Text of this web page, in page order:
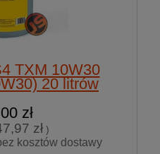
TXM 10W30
20 litrów
zł
zł)
kosztów dostawy